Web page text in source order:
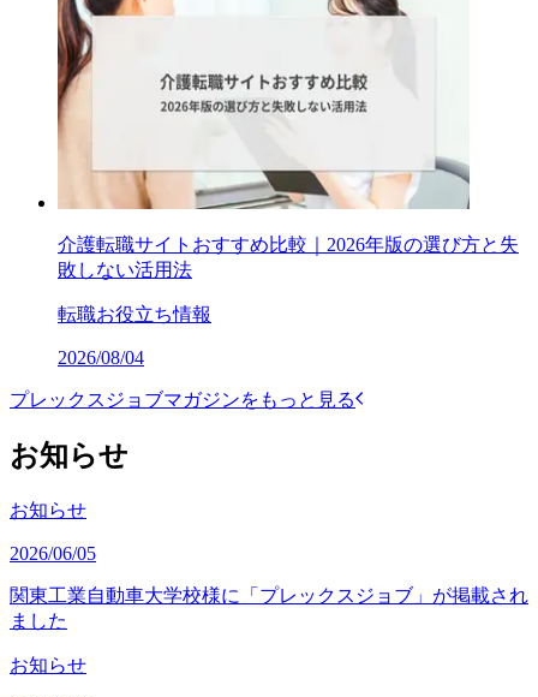
介護転職サイトおすすめ比較｜2026年版の選び方と失
敗しない活用法
転職お役立ち情報
2026/08/04
プレックスジョブマガジンをもっと見る
お知らせ
お知らせ
2026/06/05
関東工業自動車大学校様に「プレックスジョブ」が掲載され
ました
お知らせ